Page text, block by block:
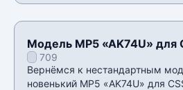
Модель MP5 «AK74U» для
709
Вернёмся к нестандартным
новенький MP5 «AK74U» для